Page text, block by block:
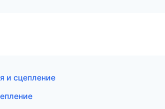
и сцепление